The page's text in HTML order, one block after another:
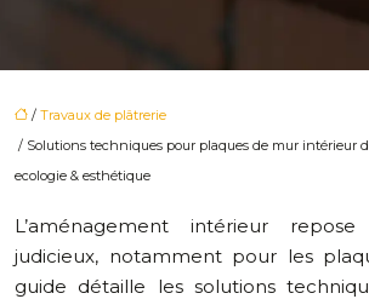
/ Travaux de plâtrerie
/ Solutions techniques pour plaques de mur intérieur
ecologie & esthétique
L’aménagement intérieur
judicieux, notamment pour les
guide détaille les solutions